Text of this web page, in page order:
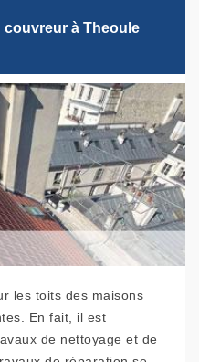
couvreur à Theoule
les toits des maisons
En fait, il est
de nettoyage et de